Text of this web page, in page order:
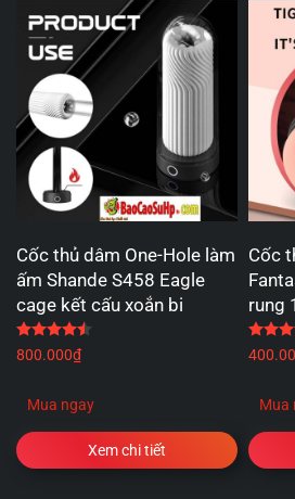
Cốc thủ dâm One-Hole làm
ấm Shande S458 Eagle
cage kết cấu xoắn bi
5 sao
800.000₫
Mua ngay
Xem chi tiết
Cốc
rung
Mua